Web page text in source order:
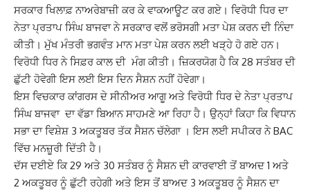
ਸਰਕਾਰ ਖਿਲਾਫ਼ ਨਾਅਰੇਬਾਜ਼ੀ ਕਰ ਕੇ ਵਾਕਆਊਟ ਕਰ ਗਏ। ਵਿਰੋਧੀ ਧਿਰ ਦਾ
ਨੇਤਾ ਪ੍ਰਤਾਪ ਸਿੰਘ ਬਾਜਵਾ ਨੇ ਸਰਕਾਰ ਵਲੋਂ ਭਰੋਸਗੀ ਮਤਾ ਪੇਸ਼ ਕਰਨ ਦੀ ਨਿੰਦਾ
ਕੀਤੀ। ਮੁੱਖ ਮੰਤਰੀ ਭਗਵੰਤ ਮਾਨ ਮਤਾ ਪੇਸ਼ ਕਰਨ ਲਈ ਖੜ੍ਹੇ ਹੋ ਗਏ ਹਨ।
ਵਿਰੋਧੀ ਧਿਰ ਨੇ ਸਿਫ਼ਰ ਕਾਲ ਦੀ ਮੰਗ ਕੀਤੀ। ਜ਼ਿਕਰਯੋਗ ਹੈ ਕਿ 28 ਸਤੰਬਰ ਦੀ
ਛੁੱਟੀ ਹੋਵੇਗੀ ਇਸ ਲਈ ਇਸ ਦਿਨ ਸੈਸ਼ਨ ਨਹੀਂ ਹੋਵੇਗਾ।
ਇਸ ਵਿਚਕਾਰ ਕਾਂਗਰਸ ਦੇ ਸੀਨੀਅਰ ਆਗੂ ਅਤੇ ਵਿਰੋਧੀ ਧਿਰ ਦੇ ਨੇਤਾ ਪ੍ਰਤਾਪ
ਸਿੰਘ ਬਾਜਵਾ ਦਾ ਵੱਡਾ ਬਿਆਨ ਸਾਹਮਣੇ ਆ ਰਿਹਾ ਹੈ। ਉਨ੍ਹਾਂ ਕਿਹਾ ਕਿ ਵਿਧਾਨ
ਸਭਾ ਦਾ ਵਿਸ਼ੇਸ਼ 3 ਅਕਤੂਬਰ ਤੱਕ ਸੈਸ਼ਨ ਚੱਲੇਗਾ । ਇਸ ਲਈ ਸਪੀਕਰ ਨੇ BAC
ਵਿੱਚ ਮਨਜ਼ੂਰੀ ਦਿੱਤੀ ਹੈ।
ਦੱਸ ਦਈਏ ਕਿ 29 ਅਤੇ 30 ਸਤੰਬਰ ਨੂੰ ਸੈਸ਼ਨ ਦੀ ਕਾਰਵਾਈ ਤੋਂ ਬਾਅਦ 1 ਅਤੇ
2 ਅਕਤੂਬਰ ਨੂੰ ਛੁੱਟੀ ਰਹੇਗੀ ਅਤੇ ਇਸ ਤੋਂ ਬਾਅਦ 3 ਅਕਤੂਬਰ ਨੂੰ ਸੈਸ਼ਨ ਦਾ